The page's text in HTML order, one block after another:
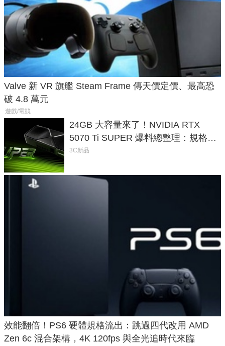
Valve 新 VR 旗艦 Steam Frame 傳天價定價、最高恐
破 4.8 萬元
遊戲/電競
24GB 大容量來了！NVIDIA RTX
5070 Ti SUPER 爆料總整理：規格、
功耗、上市時間
3C新品
效能翻倍！PS6 硬體規格流出：跳過四代改用 AMD
Zen 6c 混合架構，4K 120fps 與全光追時代來臨